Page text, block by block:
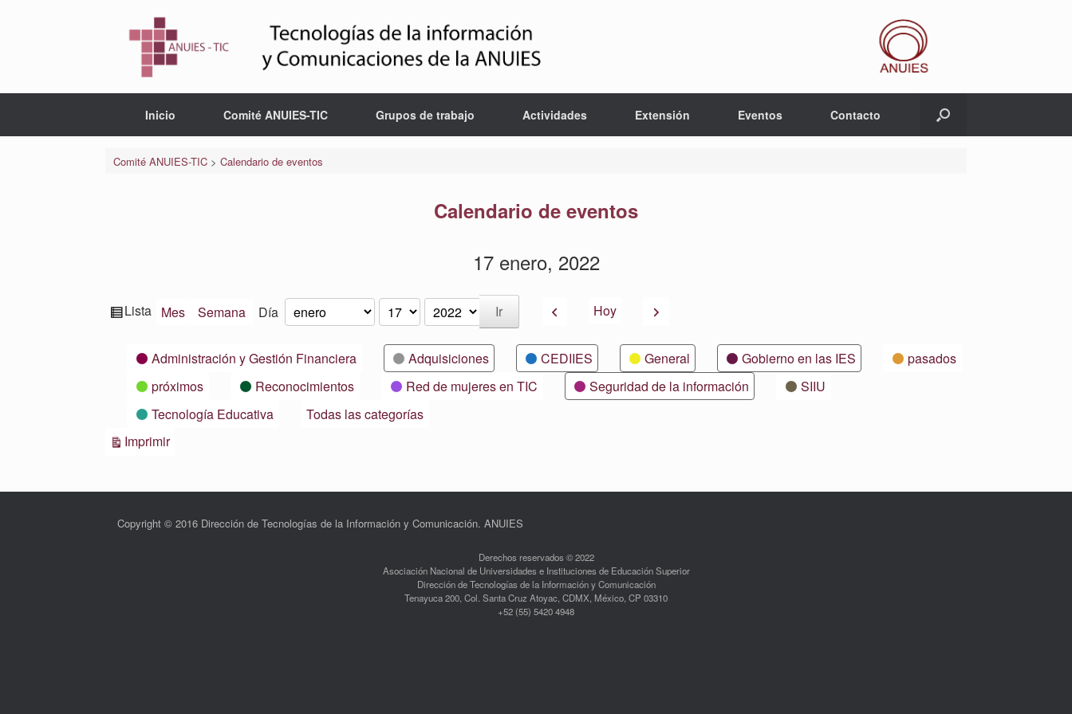
Inicio Comité ANUIES-TIC Grupos de trabajo Actividades Extensión Eventos Contacto
Comité ANUIES-TIC> Calendario de eventos
Calendario de eventos
17 enero, 2022
Ver
Lista Mes Semana Día Mes
Día
Año AnteriorHoy Siguiente
CategoríasAdministración y Gestión Financiera Adquisiciones CEDIIES General Gobierno en las IES
pasados
próximos
Reconocimientos Red de mujeres en TIC Seguridad de la información
SIIU
Tecnología Educativa
Todas las categorías
ImprimirVistas
Copyright © 2016 Dirección de Tecnologías de la Información y Comunicación. ANUIES
Derechos reservados © 2022
Asociación Nacional de Universidades e Instituciones de Educación Superior
Dirección de Tecnologías de la Información y Comunicación
Tenayuca 200, Col. Santa Cruz Atoyac, CDMX, México, CP 03310
+52 (55) 5420 4948